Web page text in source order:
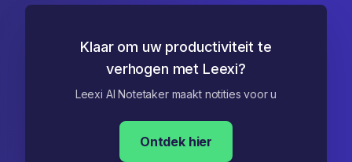
Klaar om uw productiviteit te
verhogen met Leexi?
Leexi AI Notetaker maakt notities voor u
Ontdek hier